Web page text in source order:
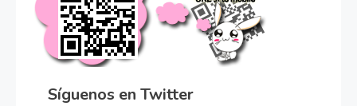
Síguenos en Twitter